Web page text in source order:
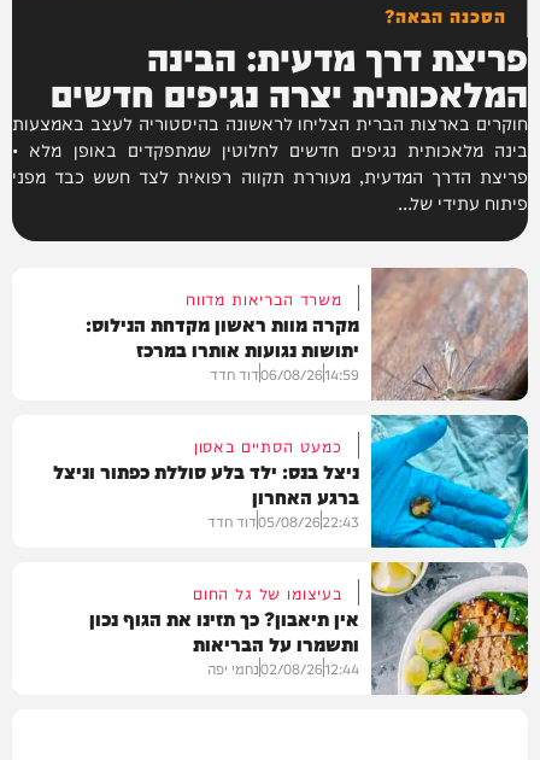
הסכנה הבאה?
פריצת דרך מדעית: הבינה
המלאכותית יצרה נגיפים חדשים
חוקרים בארצות הברית הצליחו לראשונה בהיסטוריה לעצב באמצעות
בינה מלאכותית נגיפים חדשים לחלוטין שמתפקדים באופן מלא •
פריצת הדרך המדעית, מעוררת תקווה רפואית לצד חשש כבד מפני
פיתוח עתידי של...
בריאות
משרד הבריאות מדווח
מקרה מוות ראשון מקדחת הנילוס:
יתושות נגועות אותרו במרכז
14:59
06/08/26דוד חדד
בריאות
כמעט הסתיים באסון
ניצל בנס: ילד בלע סוללת כפתור וניצל
ברגע האחרון
22:43
05/08/26דוד חדד
בעיצומו של גל החום
אין תיאבון? כך תזינו את הגוף נכון
ותשמרו על הבריאות
12:44
02/08/26נחמי יפה